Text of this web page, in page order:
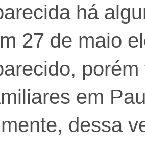
há
27 de maio
em
dessa